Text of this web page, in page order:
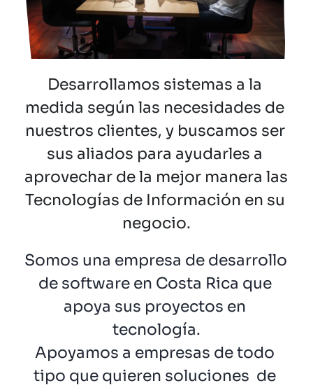
Desarrollamos sistemas a la
medida según las necesidades de
nuestros clientes, y buscamos ser
sus aliados para ayudarles a
aprovechar de la mejor manera las
Tecnologías de Información en su
negocio.
Somos una empresa de desarrollo
de software en Costa Rica que
apoya sus proyectos en
tecnología.
Apoyamos a empresas de todo
tipo que quieren soluciones  de